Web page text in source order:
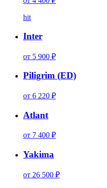
hit
Inter
от 5 900 ₽
Piligrim (ED)
от 6 220 ₽
Atlant
от 7 400 ₽
Yakima
от 26 500 ₽